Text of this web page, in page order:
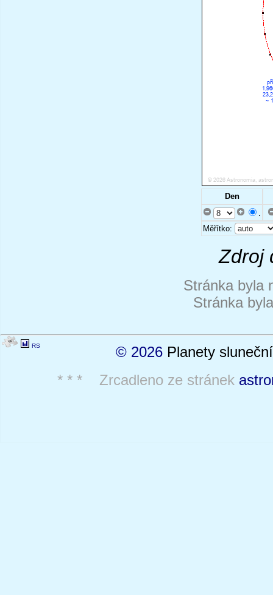
Den
.
Měřítko:
Zdroj
Stránka byla
Stránka
RS © 2026 Planety
* * * Zrcadleno ze stránek